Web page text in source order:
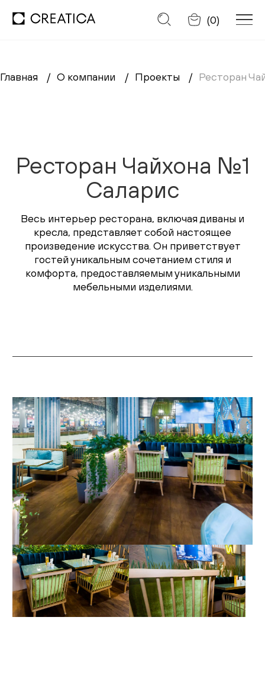
Отменить
(0)
Заказать обратный звонок
Cтулья
Столы
Подушки
Матрасы
Распродажа
Комнаты
Спальня
Гостиная
Детская
Кухня
Главная О компании Проекты Ресторан
Ресторан Чайхона №1
Саларис
Весь интерьер ресторана, включая диваны и
кресла, представляет собой настоящее
произведение искусства. Он приветствует
гостей уникальным сочетанием стиля и
комфорта, предоставляемым уникальными
мебельными изделиями.